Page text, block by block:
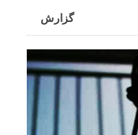
گزارش